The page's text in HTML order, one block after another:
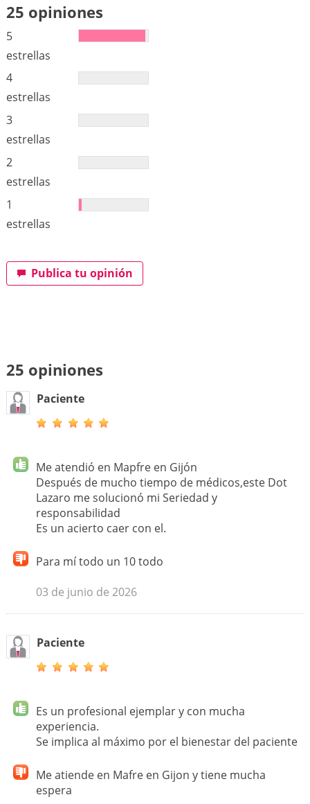
25 opiniones
5
estrellas
4
estrellas
3
estrellas
2
estrellas
1
estrellas
Publica tu opinión
25 opiniones
Paciente
Me atendió en Mapfre en Gijón
Después de mucho tiempo de médicos,este Dot
Lazaro me solucionó mi Seriedad y
responsabilidad
Es un acierto caer con el.
Para mí todo un 10 todo
03 de junio de 2026
Paciente
Es un profesional ejemplar y con mucha
experiencia.
Se implica al máximo por el bienestar del paciente
Me atiende en Mafre en Gijon y tiene mucha
espera